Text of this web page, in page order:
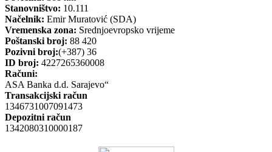
Stanovništvo: 10.111
Načelnik: Emir Muratović (SDA)
Vremenska zona: Srednjoevropsko vrijeme
Poštanski broj: 88 420
Pozivni broj:(+387) 36
ID broj: 4227265360008
Računi:
ASA Banka d.d. Sarajevo“
Transakcijski račun
1346731007091473
Depozitni račun
1342080310000187